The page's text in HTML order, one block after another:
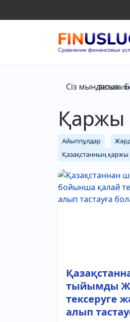
Сіз мындасыз:
Қаржы
Айыппұлдар
Қазақстанның
тыйымды
тексеруге
алып